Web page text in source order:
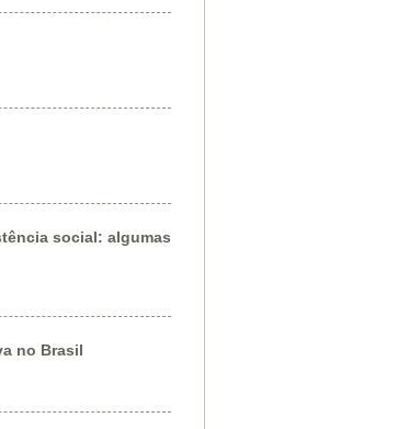
social: algumas
no Brasil